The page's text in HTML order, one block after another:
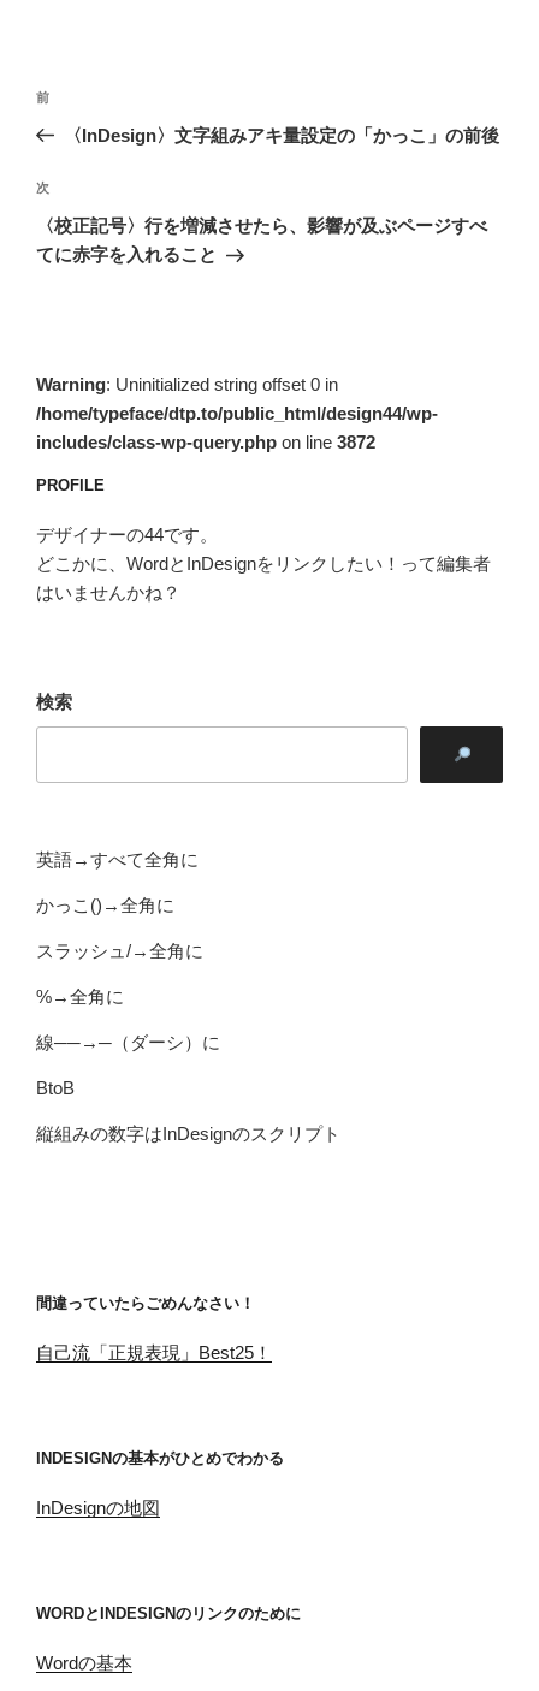
投
ナ
ビ
ゲ
ー
前
の
稿
前
〈InDesign〉文字組みアキ量設定の「かっこ」の前後
次
の
投
次
〈校正記号〉行を増減させたら、影響が及ぶページすべ
てに赤字を入れること
Warning: Uninitialized string offset 0 in
/home/typeface/dtp.to/public_html/design44/wp-
includes/class-wp-query.php on line 3872
PROFILE
デザイナーの44です。
どこかに、WordとInDesignをリンクしたい！って編集者
はいませんかね？
検索
英語→すべて全角に
かっこ()→全角に
スラッシュ/→全角に
%→全角に
線──→─（ダーシ）に
BtoB
縦組みの数字はInDesignのスクリプト
間違っていたらごめんなさい！
自己流「正規表現」Best25！
INDESIGNの基本がひとめでわかる
InDesignの地図
WORDとINDESIGNのリンクのために
Wordの基本